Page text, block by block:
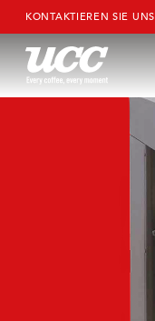
KONTAKTIEREN SIE UNS